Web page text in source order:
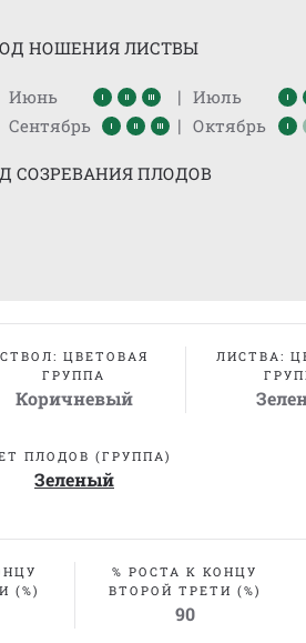
НОШЕНИЯ ЛИСТВЫ
Июнь | Июль
Сентябрь | Октябрь
СОЗРЕВАНИЯ ПЛОДОВ
СТВОЛ: ЦВЕТОВАЯ
ГРУППА
Коричневый
ЛИСТВА:
ПЛОДОВ (ГРУППА)
Зеленый
(%)
% РОСТА К КОНЦУ
ВТОРОЙ ТРЕТИ (%)
90